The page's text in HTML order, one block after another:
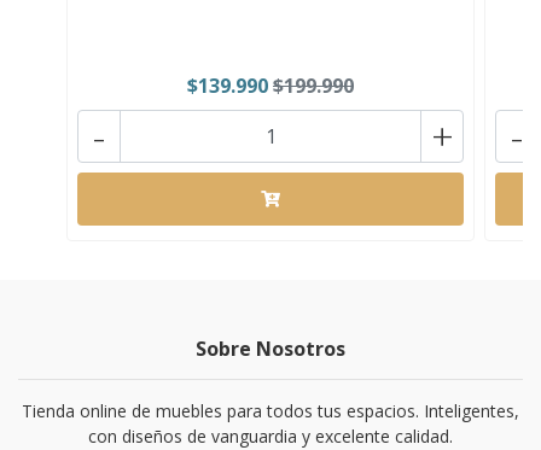
$139.990$199.990
+
- -
Sobre Nosotros
Tienda online de muebles para todos tus espacios. Inteligentes,
con diseños de vanguardia y excelente calidad.